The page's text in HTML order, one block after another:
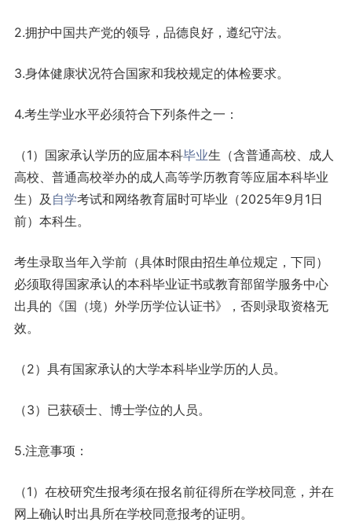
2.拥护中国共产党的领导，品德良好，遵纪守法。
3.身体健康状况符合国家和我校规定的体检要求。
4.考生学业水平必须符合下列条件之一：
（1）国家承认学历的应届本科毕业生（含普通高校、成人
高校、普通高校举办的成人高等学历教育等应届本科毕业
生）及 自学考试和网络教育届时可毕业（2025年9月1日
前）本科生。
考生录取当年入学前（具体时限由招生单位规定，下同）
必须取得国家承认的本科毕业证书或教育部留学服务中心
出具的《国（境）外学历学位认证书》，否则录取资格无
效。
（2）具有国家承认的大学本科毕业学历的人员。
（3）已获硕士、博士学位的人员。
5.注意事项：
（1）在校研究生报考须在报名前征得所在学校同意，并在
网上确认时出具所在学校同意报考的证明。